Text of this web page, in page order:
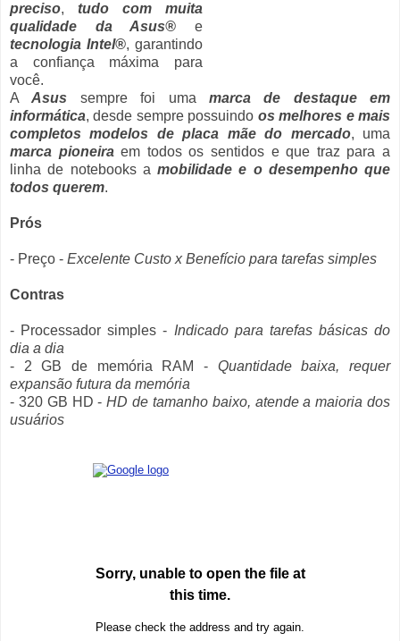
preciso, tudo com muita
qualidade da Asus® e
tecnologia Intel®, garantindo
a confiança máxima para
você.
AAsus sempre foi uma marca de destaque em
informática, desde sempre possuindo os melhores e mais
completos modelos de placa mãe do mercado, uma
marca pioneiraem todos os sentidos e que traz para a
linha de notebooks a mobilidade e o desempenho que
todos querem.
Prós
- Preço - Excelente Custo x Benefício para tarefas simples
Contras
- Processador simples - Indicado para tarefas básicas do
dia a dia
- 2 GB de memória RAM - Quantidade baixa, requer
expansão futura da memória
- 320 GB HD -HD de tamanho baixo, atende a maioria dos
usuários